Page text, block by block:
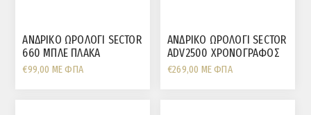
ΑΝΔΡΙΚΟ ΩΡΟΛΟΓΙ SECTOR
660 ΜΠΛΕ ΠΛΑΚΑ
ΗΜΕΡΟΜΗΝΙΑ
€99,00 ΜΕ ΦΠΑ
ΑΝΔΡΙΚΟ ΩΡΟΛΟΓΙ SECTOR
ADV2500 ΧΡΟΝΟΓΡΑΦΟΣ
ΕΠΙΧΡΥΣO ΜΠΡΑΣΕΛΕ
€269,00 ΜΕ ΦΠΑ